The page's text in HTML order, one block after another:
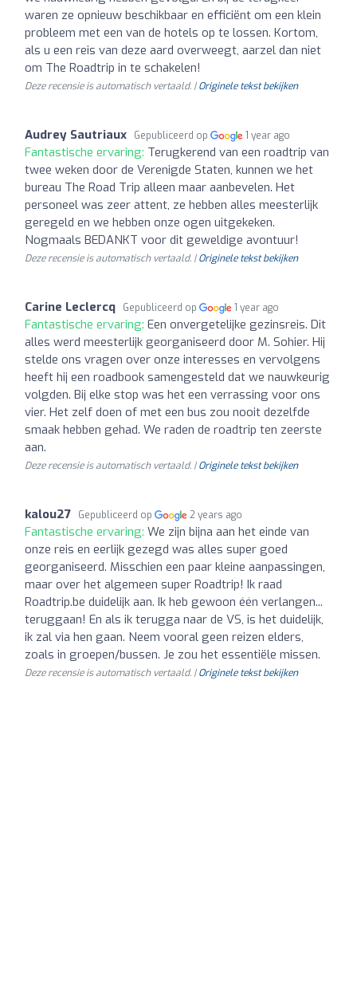
waren ze opnieuw beschikbaar en efficiënt om een klein
probleem met een van de hotels op te lossen. Kortom,
als u een reis van deze aard overweegt, aarzel dan niet
om The Roadtrip in te schakelen!
Deze recensie is automatisch vertaald. |Originele tekst bekijken
Audrey Sautriaux Gepubliceerd op 1 year ago
Fantastische ervaring: Terugkerend van een roadtrip van
twee weken door de Verenigde Staten, kunnen we het
bureau The Road Trip alleen maar aanbevelen. Het
personeel was zeer attent, ze hebben alles meesterlijk
geregeld en we hebben onze ogen uitgekeken.
Nogmaals BEDANKT voor dit geweldige avontuur!
Deze recensie is automatisch vertaald. |Originele tekst bekijken
Carine Leclercq Gepubliceerd op 1 year ago
Fantastische ervaring: Een onvergetelijke gezinsreis. Dit
alles werd meesterlijk georganiseerd door M. Sohier. Hij
stelde ons vragen over onze interesses en vervolgens
heeft hij een roadbook samengesteld dat we nauwkeurig
volgden. Bij elke stop was het een verrassing voor ons
vier. Het zelf doen of met een bus zou nooit dezelfde
smaak hebben gehad. We raden de roadtrip ten zeerste
aan.
Deze recensie is automatisch vertaald. |Originele tekst bekijken
kalou27 Gepubliceerd op 2 years ago
Fantastische ervaring: We zijn bijna aan het einde van
onze reis en eerlijk gezegd was alles super goed
georganiseerd. Misschien een paar kleine aanpassingen,
maar over het algemeen super Roadtrip! Ik raad
Roadtrip.be duidelijk aan. Ik heb gewoon één verlangen...
teruggaan! En als ik terugga naar de VS, is het duidelijk,
ik zal via hen gaan. Neem vooral geen reizen elders,
zoals in groepen/bussen. Je zou het essentiële missen.
Deze recensie is automatisch vertaald. |Originele tekst bekijken